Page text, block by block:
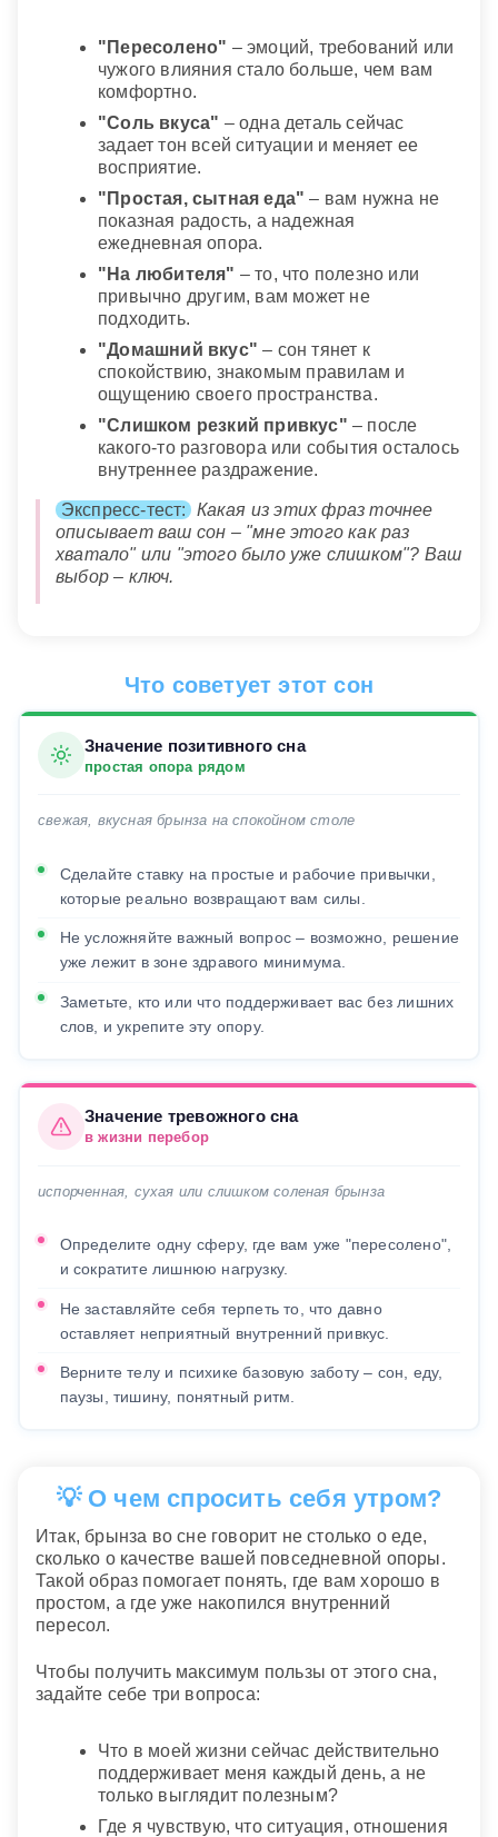
"Пересолено" – эмоций, требований или
чужого влияния стало больше, чем вам
комфортно.
"Соль вкуса" – одна деталь сейчас
задает тон всей ситуации и меняет ее
восприятие.
"Простая, сытная еда" – вам нужна не
показная радость, а надежная
ежедневная опора.
"На любителя" – то, что полезно или
привычно другим, вам может не
подходить.
"Домашний вкус" – сон тянет к
спокойствию, знакомым правилам и
ощущению своего пространства.
"Слишком резкий привкус" – после
какого-то разговора или события осталось
внутреннее раздражение.
Экспресс-тест:
Какая из этих фраз точнее
описывает ваш сон – "мне этого как раз
хватало" или "этого было уже слишком"? Ваш
выбор – ключ.
Что советует этот сон
Значение позитивного сна
простая опора рядом
свежая, вкусная брынза на спокойном столе
Сделайте ставку на простые и рабочие привычки,
которые реально возвращают вам силы.
Не усложняйте важный вопрос – возможно, решение
уже лежит в зоне здравого минимума.
Заметьте, кто или что поддерживает вас без лишних
слов, и укрепите эту опору.
Значение тревожного сна
в жизни перебор
испорченная, сухая или слишком соленая брынза
Определите одну сферу, где вам уже "пересолено",
и сократите лишнюю нагрузку.
Не заставляйте себя терпеть то, что давно
оставляет неприятный внутренний привкус.
Верните телу и психике базовую заботу – сон, еду,
паузы, тишину, понятный ритм.
💡 О чем спросить себя утром?
Итак, брынза во сне говорит не столько о еде,
сколько о качестве вашей повседневной опоры.
Такой образ помогает понять, где вам хорошо в
простом, а где уже накопился внутренний
пересол.
Чтобы получить максимум пользы от этого сна,
задайте себе три вопроса:
Что в моей жизни сейчас действительно
поддерживает меня каждый день, а не
только выглядит полезным?
Где я чувствую, что ситуация, отношения